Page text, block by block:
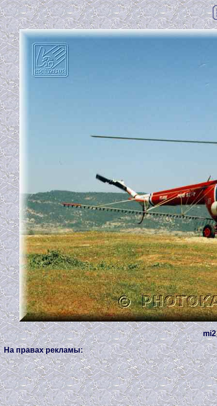
На правах рекламы: